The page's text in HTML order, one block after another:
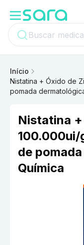
Início
Nistatina + Óxido de
pomada
Nistatina
100.000ui/
de
Química